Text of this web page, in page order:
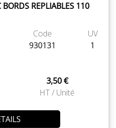
REPLIABLES 110
Code
930131
UV
1
3,50 €
HT / Unité